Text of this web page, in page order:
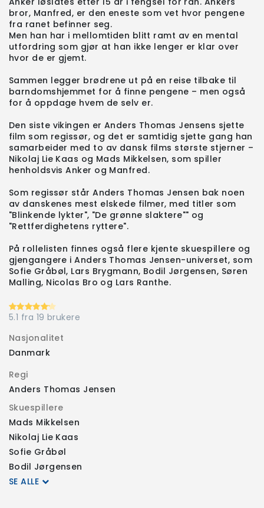
bror, Manfred, er den eneste som vet hvor pengene
fra ranet befinner seg.
Men han har i mellomtiden blitt ramt av en mental
utfordring som gjør at han ikke lenger er klar over
hvor de er gjemt.
Sammen legger brødrene ut på en reise tilbake til
barndomshjemmet for å finne pengene – men også
for å oppdage hvem de selv er.
Den siste vikingen er Anders Thomas Jensens sjette
film som regissør, og det er samtidig sjette gang han
samarbeider med to av dansk films største stjerner –
Nikolaj Lie Kaas og Mads Mikkelsen, som spiller
henholdsvis Anker og Manfred.
Som regissør står Anders Thomas Jensen bak noen
av danskenes mest elskede filmer, med titler som
"Blinkende lykter", "De grønne slaktere"" og
"Rettferdighetens ryttere".
På rollelisten finnes også flere kjente skuespillere og
gjengangere i Anders Thomas Jensen-universet, som
Sofie Gråbøl, Lars Brygmann, Bodil Jørgensen, Søren
Malling, Nicolas Bro og Lars Ranthe.
5.1 fra 19 brukere
Nasjonalitet
Danmark
Regi
Anders Thomas Jensen
Skuespillere
Mads Mikkelsen
Nikolaj Lie Kaas
Sofie Gråbøl
Bodil Jørgensen
SE ALLE